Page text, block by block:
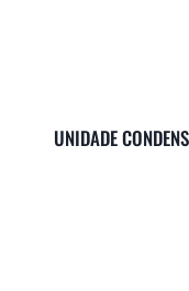
UNIDADE